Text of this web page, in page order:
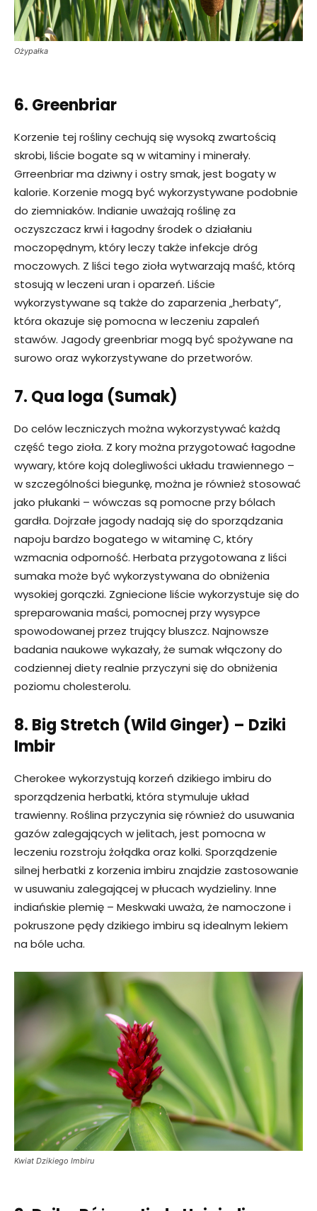
Ożypałka
6. Greenbriar
Korzenie tej rośliny cechują się wysoką zwartością
skrobi, liście bogate są w witaminy i minerały.
Grreenbriar ma dziwny i ostry smak, jest bogaty w
kalorie. Korzenie mogą być wykorzystywane podobnie
do ziemniaków. Indianie uważają roślinę za
oczyszczacz krwi i łagodny środek o działaniu
moczopędnym, który leczy także infekcje dróg
moczowych. Z liści tego zioła wytwarzają maść, którą
stosują w leczeni uran i oparzeń. Liście
wykorzystywane są także do zaparzenia „herbaty”,
która okazuje się pomocna w leczeniu zapaleń
stawów. Jagody greenbriar mogą być spożywane na
surowo oraz wykorzystywane do przetworów.
7. Qua loga (Sumak)
Do celów leczniczych można wykorzystywać każdą
część tego zioła. Z kory można przygotować łagodne
wywary, które koją dolegliwości układu trawiennego –
w szczególności biegunkę, można je również stosować
jako płukanki – wówczas są pomocne przy bólach
gardła. Dojrzałe jagody nadają się do sporządzania
napoju bardzo bogatego w witaminę C, który
wzmacnia odporność. Herbata przygotowana z liści
sumaka może być wykorzystywana do obniżenia
wysokiej gorączki. Zgniecione liście wykorzystuje się do
spreparowania maści, pomocnej przy wysypce
spowodowanej przez trujący bluszcz. Najnowsze
badania naukowe wykazały, że sumak włączony do
codziennej diety realnie przyczyni się do obniżenia
poziomu cholesterolu.
8. Big Stretch (Wild Ginger) – Dziki
Imbir
Cherokee wykorzystują korzeń dzikiego imbiru do
sporządzenia herbatki, która stymuluje układ
trawienny. Roślina przyczynia się również do usuwania
gazów zalegających w jelitach, jest pomocna w
leczeniu rozstroju żołądka oraz kolki. Sporządzenie
silnej herbatki z korzenia imbiru znajdzie zastosowanie
w usuwaniu zalegającej w płucach wydzieliny. Inne
indiańskie plemię – Meskwaki uważa, że namoczone i
pokruszone pędy dzikiego imbiru są idealnym lekiem
na bóle ucha.
Kwiat Dzikiego Imbiru